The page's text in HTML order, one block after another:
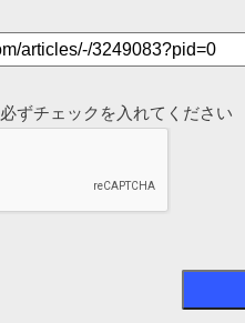
ずチェックを入れてください